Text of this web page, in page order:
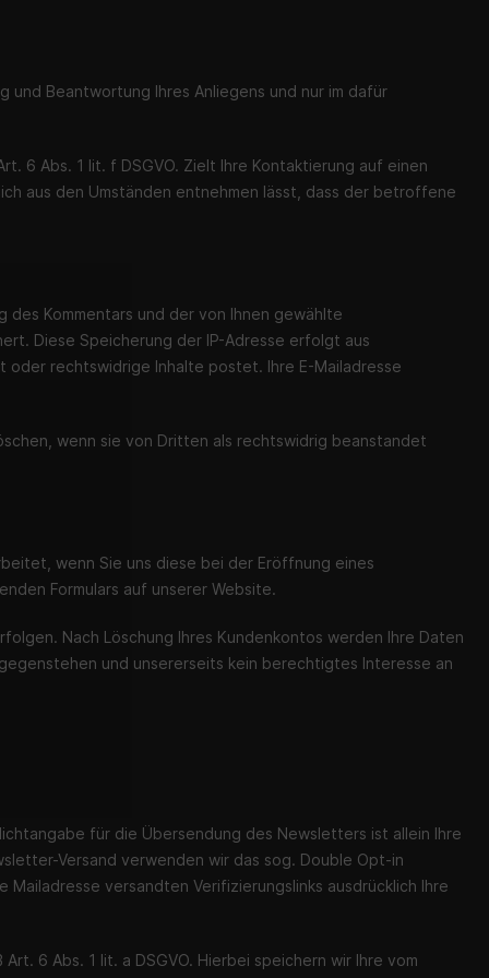
und Beantwortung Ihres Anliegens und nur im dafür
6 Abs. 1 lit. f DSGVO. Zielt Ihre Kontaktierung auf einen
aus den Umständen entnehmen lässt, dass der betroffene
des Kommentars und der von Ihnen gewählte
Diese Speicherung der IP-Adresse erfolgt aus
rechtswidrige Inhalte postet. Ihre E-Mailadresse
wenn sie von Dritten als rechtswidrig beanstandet
wenn Sie uns diese bei der Eröffnung eines
Formulars auf unserer Website.
Nach Löschung Ihres Kundenkontos werden Ihre Daten
und unsererseits kein berechtigtes Interesse an
für die Übersendung des Newsletters ist allein Ihre
Versand verwenden wir das sog. Double Opt-in
versandten Verifizierungslinks ausdrücklich Ihre
6 Abs. 1 lit. a DSGVO. Hierbei speichern wir Ihre vom